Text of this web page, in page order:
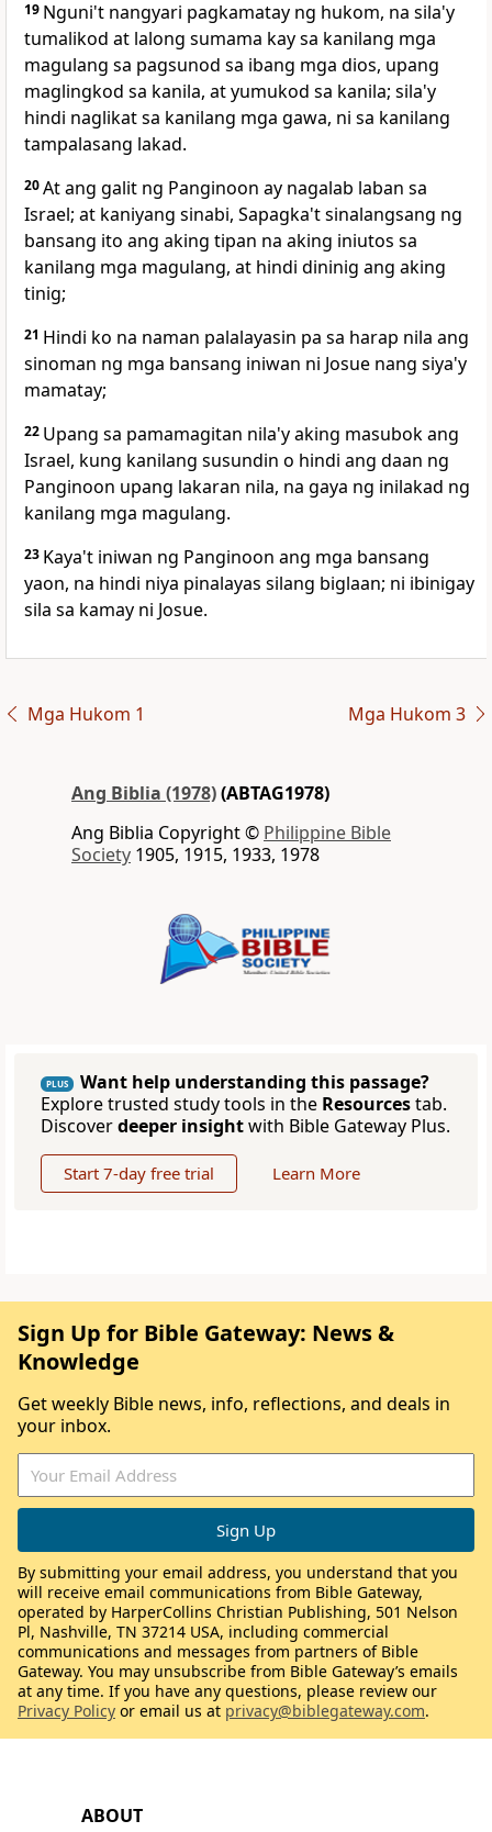
19 Nguni't nangyari pagkamatay ng hukom, na sila'y
tumalikod at lalong sumama kay sa kanilang mga
magulang sa pagsunod sa ibang mga dios, upang
maglingkod sa kanila, at yumukod sa kanila; sila'y
hindi naglikat sa kanilang mga gawa, ni sa kanilang
tampalasang lakad.
20At ang galit ng Panginoon ay nagalab laban sa
Israel; at kaniyang sinabi, Sapagka't sinalangsang ng
bansang ito ang aking tipan na aking iniutos sa
kanilang mga magulang, at hindi dininig ang aking
tinig;
21 Hindi ko na naman palalayasin pa sa harap nila ang
sinoman ng mga bansang iniwan ni Josue nang siya'y
mamatay;
22 Upang sa pamamagitan nila'y aking masubok ang
Israel, kung kanilang susundin o hindi ang daan ng
Panginoon upang lakaran nila, na gaya ng inilakad ng
kanilang mga magulang.
23 Kaya't iniwan ng Panginoon ang mga bansang
yaon, na hindi niya pinalayas silang biglaan; ni ibinigay
sila sa kamay ni Josue.
Mga Hukom 1 Mga Hukom 3
Ang Biblia (1978)(ABTAG1978)
Ang Biblia Copyright © Philippine Bible
Society 1905, 1915, 1933, 1978
PLUS
Want help understanding this passage?
Explore trusted study tools in the Resourcestab.
Discoverdeeper insightwith Bible Gateway Plus.
Start 7-day free trial Learn More
ABOUT
Sign Up for Bible Gateway: News &
Knowledge
Get weekly Bible news, info, reflections, and deals in
your inbox.
By submitting your email address, you understand that you
will receive email communications from Bible Gateway,
operated by HarperCollins Christian Publishing, 501 Nelson
Pl, Nashville, TN 37214 USA, including commercial
communications and messages from partners of Bible
Gateway. You may unsubscribe from Bible Gateway’s emails
at any time. If you have any questions, please review our
Privacy Policy or email us at privacy@biblegateway.com.